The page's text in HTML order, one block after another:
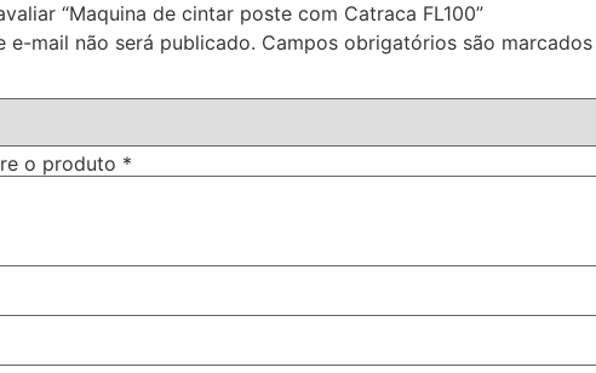
“Maquina de cintar poste com Catraca FL100”
e-mail não será publicado. Campos obrigatórios são
o produto *